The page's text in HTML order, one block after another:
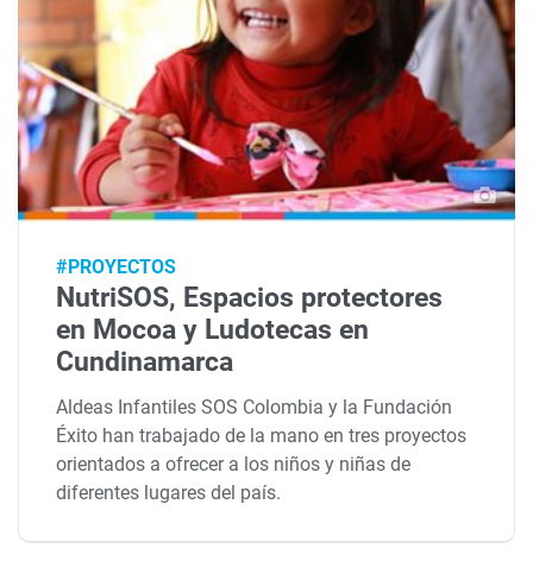
#PROYECTOS
NutriSOS, Espacios protectores
en Mocoa y Ludotecas en
Cundinamarca
Aldeas Infantiles SOS Colombia y la Fundación
Éxito han trabajado de la mano en tres proyectos
orientados a ofrecer a los niños y niñas de
diferentes lugares del país.